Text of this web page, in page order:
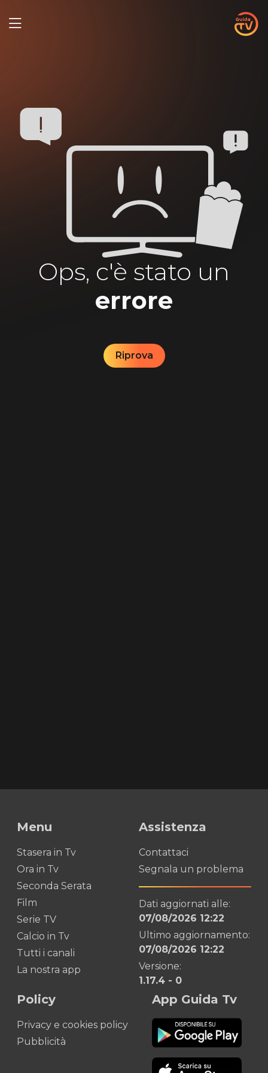
Ops, c'è stato un
errore
Riprova
Menu
Stasera in Tv
Ora in Tv
Seconda Serata
Film
Serie TV
Calcio in Tv
Tutti i canali
La nostra app
Assistenza
Contattaci
Segnala un problema
Dati aggiornati alle:
07/08/2026 12:22
Ultimo aggiornamento:
07/08/2026 12:22
Versione:
1.17.4 - 0
Policy
Privacy e cookies policy
Pubblicità
App Guida Tv